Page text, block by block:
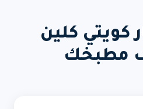
كويتي كلين
مطبخك